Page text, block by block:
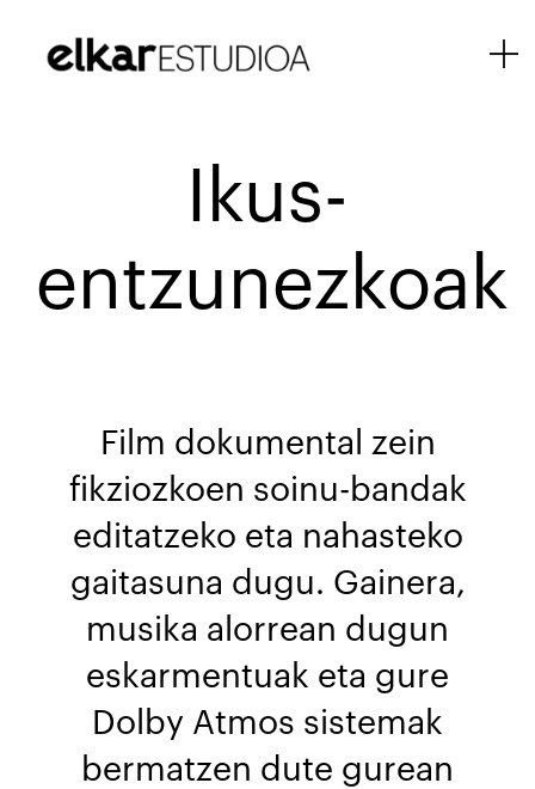
Ikus-
entzunezkoak
Film dokumental zein
fikziozkoen soinu-bandak
editatzeko eta nahasteko
gaitasuna dugu. Gainera,
musika alorrean dugun
eskarmentuak eta gure
Dolby Atmos sistemak
bermatzen dute gurean